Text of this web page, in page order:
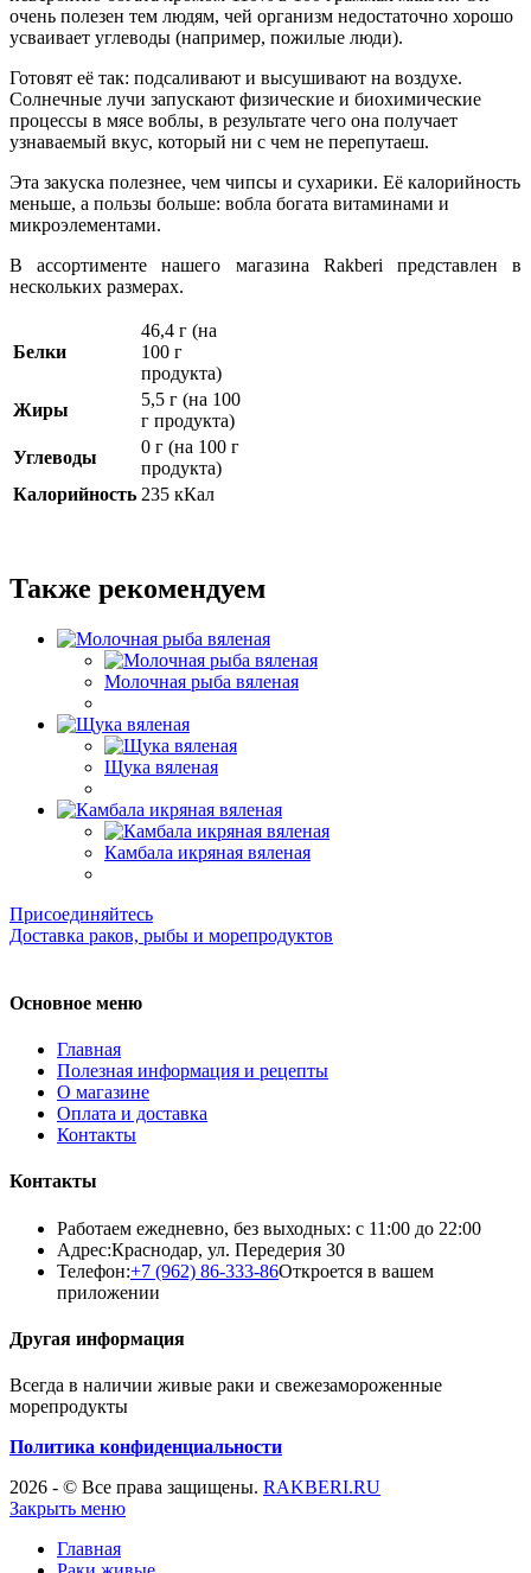
очень полезен тем людям, чей организм недостаточно хорошо
усваивает углеводы (например, пожилые люди).
Готовят её так: подсаливают и высушивают на воздухе.
Солнечные лучи запускают физические и биохимические
процессы в мясе воблы, в результате чего она получает
узнаваемый вкус, который ни с чем не перепутаеш.
Эта закуска полезнее, чем чипсы и сухарики. Её калорийность
меньше, а пользы больше: вобла богата витаминами и
микроэлементами.
В ассортименте нашего магазина Rakberi представлен в
нескольких размерах.
Белки
46,4 г (на
100 г
продукта)
Жиры
5,5 г (на 100
г продукта)
Углеводы
0 г (на 100 г
продукта)
Калорийность 235 кКал
Также рекомендуем
Молочная рыба вяленая
Щука вяленая
Камбала икряная вяленая
Присоединяйтесь
Доставка раков, рыбы и морепродуктов
Основное меню
Главная
Полезная информация и рецепты
О магазине
Оплата и доставка
Контакты
Контакты
Работаем ежедневно, без выходных: с 11:00 до 22:00
Адрес:Краснодар, ул. Передерия 30
Телефон:+7 (962) 86-333-86Откроется в вашем
приложении
Другая информация
Всегда в наличии живые раки и свежезамороженные
морепродукты
Политика конфиденциальности
2026 - © Все права защищены. RAKBERI.RU
Закрыть меню
Главная